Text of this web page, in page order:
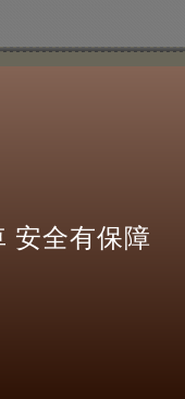
TOP
聲明
安全有保障